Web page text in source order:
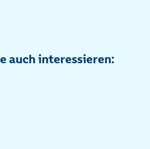
auch interessieren: